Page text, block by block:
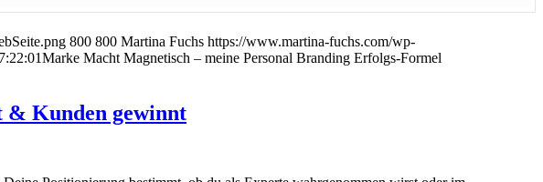
800 800 Martina Fuchs https://www.martina-fuchs.com/wp-
Marke Macht Magnetisch – meine Personal Branding Erfolgs-Formel
& Kunden gewinnt